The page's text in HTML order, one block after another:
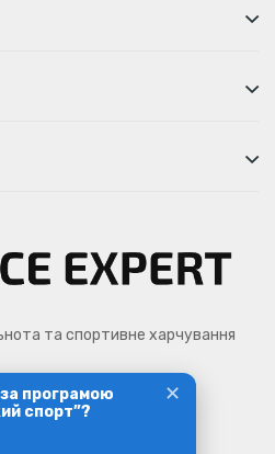
та спортивне харчування
© 2026 ✕
програмою
спорт”?